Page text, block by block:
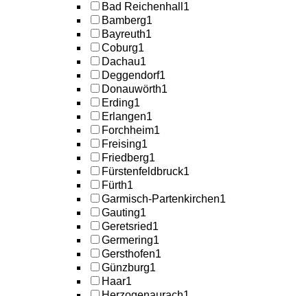
Bad Reichenhall 1
Bamberg1
Bayreuth1
Coburg1
Dachau1
Deggendorf1
Donauwörth1
Erding1
Erlangen1
Forchheim1
Freising1
Friedberg1
Fürstenfeldbruck1
Fürth1
Garmisch-Partenkirchen1
Gauting1
Geretsried1
Germering1
Gersthofen1
Günzburg1
Haar1